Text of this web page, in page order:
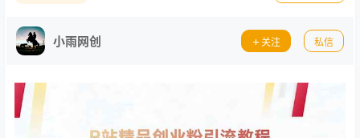
小雨网创 关注 私信